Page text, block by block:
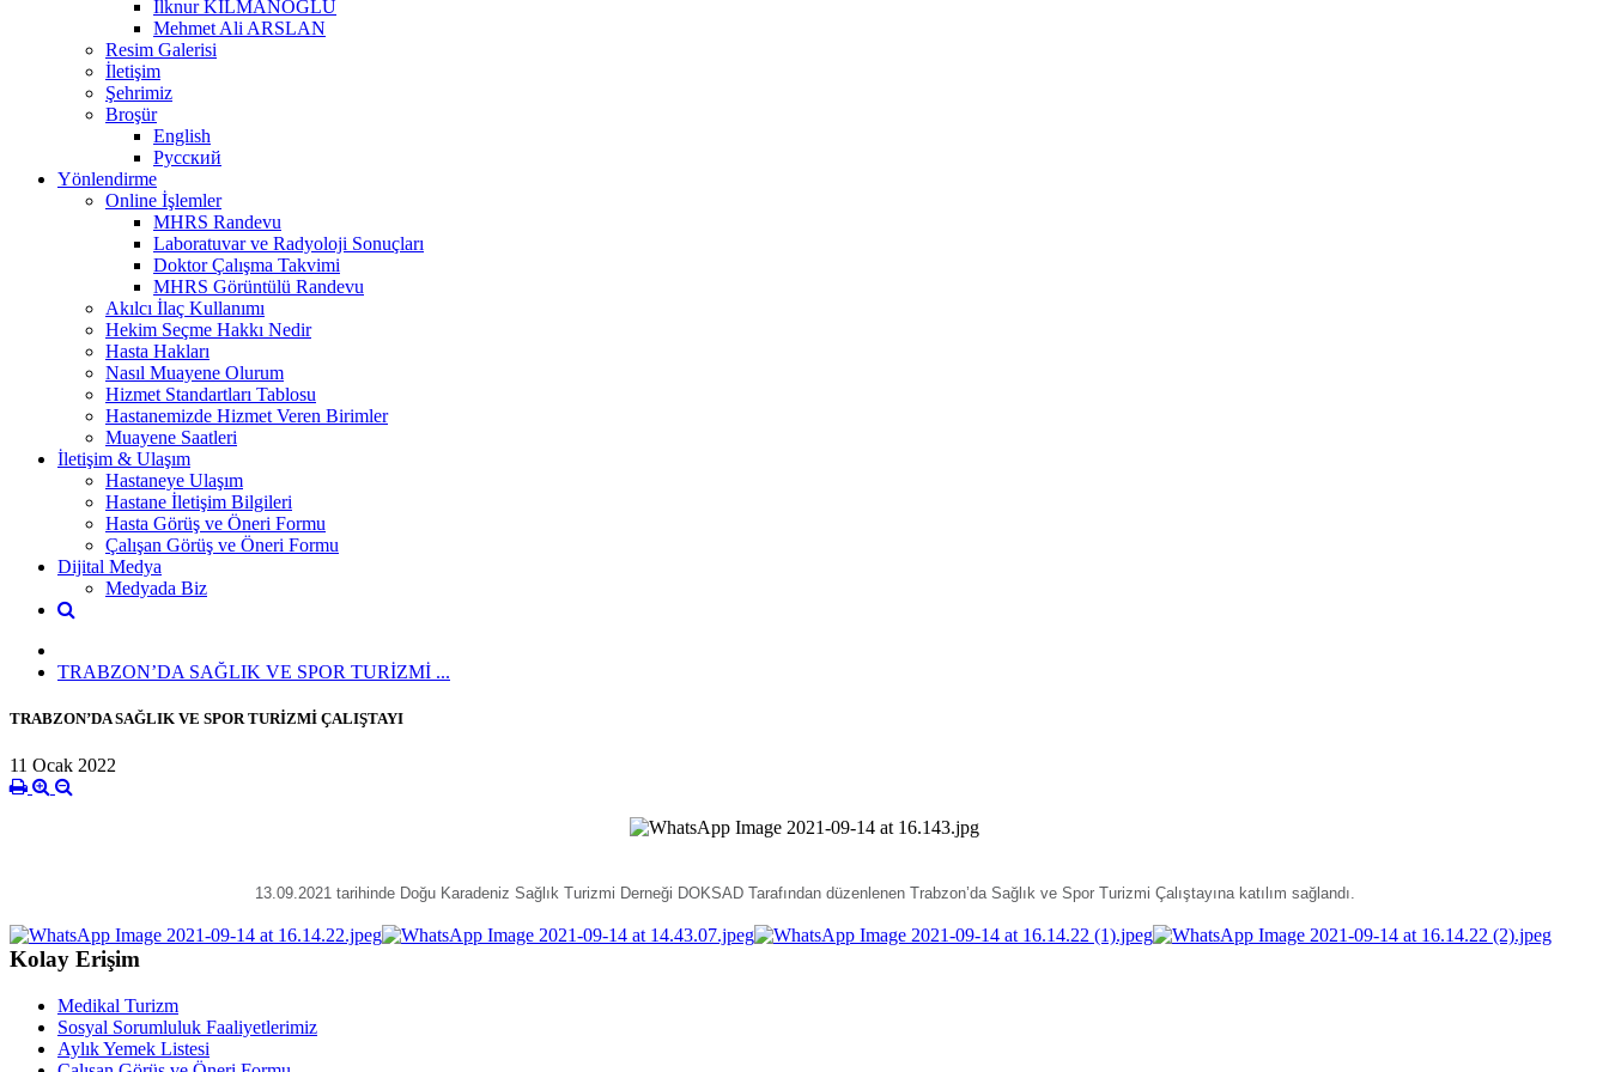
İlknur KILMANOĞLU
Mehmet Ali ARSLAN
Resim Galerisi
İletişim
Şehrimiz
Broşür
English
Русский
Yönlendirme
Online İşlemler
MHRS Randevu
Laboratuvar ve Radyoloji Sonuçları
Doktor Çalışma Takvimi
MHRS Görüntülü Randevu
Akılcı İlaç Kullanımı
Hekim Seçme Hakkı Nedir
Hasta Hakları
Nasıl Muayene Olurum
Hizmet Standartları Tablosu
Hastanemizde Hizmet Veren Birimler
Muayene Saatleri
İletişim & Ulaşım
Hastaneye Ulaşım
Hastane İletişim Bilgileri
Hasta Görüş ve Öneri Formu
Çalışan Görüş ve Öneri Formu
Dijital Medya
Medyada Biz
TRABZON’DA SAĞLIK VE SPOR TURİZMİ ...
TRABZON’DA SAĞLIK VE SPOR TURİZMİ ÇALIŞTAYI
11 Ocak 2022
13.09.2021 tarihinde Doğu Karadeniz Sağlık Turizmi Derneği DOKSAD Tarafından düzenlenen Trabzon’da Sağlık ve Spor Turizmi Çalıştayına katılım sağlandı.
Kolay Erişim
Medikal Turizm
Sosyal Sorumluluk Faaliyetlerimiz
Aylık Yemek Listesi